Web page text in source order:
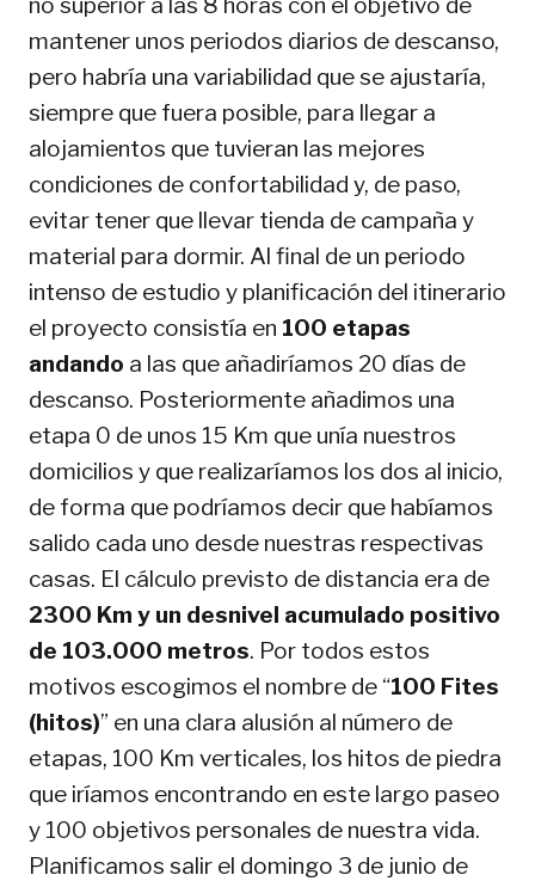
mantener unos periodos diarios de descanso,
pero habría una variabilidad que se ajustaría,
siempre que fuera posible, para llegar a
alojamientos que tuvieran las mejores
condiciones de confortabilidad y, de paso,
evitar tener que llevar tienda de campaña y
material para dormir. Al final de un periodo
intenso de estudio y planificación del itinerario
el proyecto consistía en 100 etapas
andando a las que añadiríamos 20 días de
descanso. Posteriormente añadimos una
etapa 0 de unos 15 Km que unía nuestros
domicilios y que realizaríamos los dos al inicio,
de forma que podríamos decir que habíamos
salido cada uno desde nuestras respectivas
casas. El cálculo previsto de distancia era de
2300 Km y un desnivel acumulado positivo
de 103.000 metros. Por todos estos
motivos escogimos el nombre de “100 Fites
(hitos)” en una clara alusión al número de
etapas, 100 Km verticales, los hitos de piedra
que iríamos encontrando en este largo paseo
y 100 objetivos personales de nuestra vida.
Planificamos salir el domingo 3 de junio de